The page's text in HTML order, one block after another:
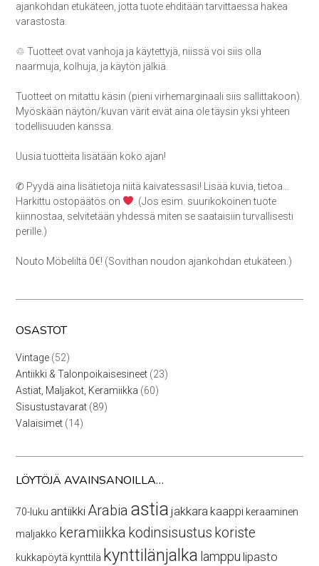
ajankohdan etukäteen, jotta tuote ehditään tarvittaessa hakea
varastosta.
♲ Tuotteet ovat vanhoja ja käytettyjä, niissä voi siis olla
naarmuja, kolhuja, ja käytön jälkiä.
Tuotteet on mitattu käsin (pieni virhemarginaali siis sallittakoon).
Myöskään näytön/kuvan värit eivät aina ole täysin yksi yhteen
todellisuuden kanssa.
Uusia tuotteita lisätään koko ajan!
✆ Pyydä aina lisätietoja niitä kaivatessasi! Lisää kuvia, tietoa…
Harkittu ostopäätös on
. (Jos esim. suurikokoinen tuote
kiinnostaa, selvitetään yhdessä miten se saataisiin turvallisesti
perille.)
Nouto Möbeliltä 0€! (Sovithan noudon ajankohdan etukäteen.)
OSASTOT
Vintage 5252
tuotetta
Antiikki & Talonpoikaisesineet 2323
Astiat, Maljakot, Keramiikka 6060
Sisustustavarat 8989
Valaisimet 1414
LÖYTÖJÄ AVAINSANOILLA…
70-luku antiikki Arabia astia jakkara kaappi keraaminen
maljakko keramiikka kodinsisustus koriste
kukkapöytä kynttilä kynttilänjalka lamppu lipasto